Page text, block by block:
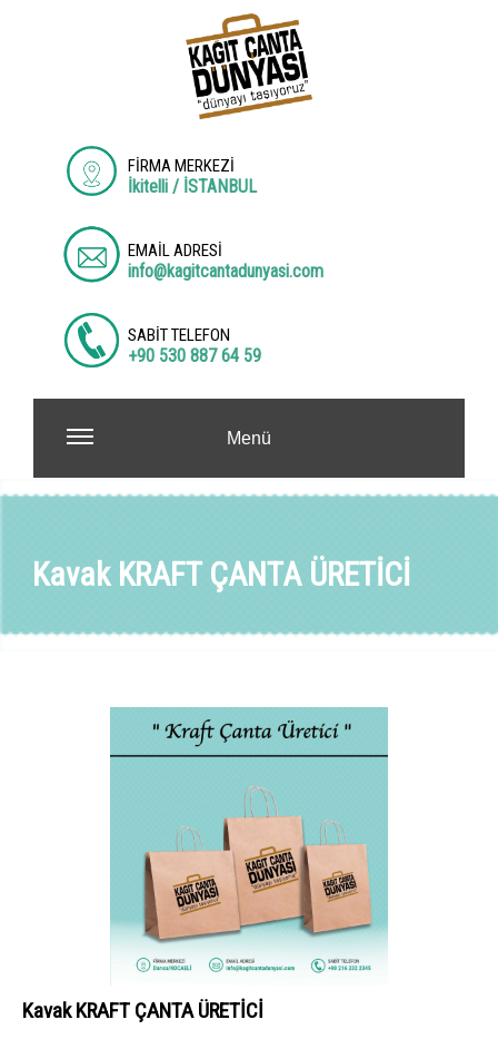
FİRMA MERKEZİ
İkitelli / İSTANBUL
EMAİL ADRESİ
info@kagitcantadunyasi.com
SABİT TELEFON
+90 530 887 64 59
Menü
Kavak KRAFT ÇANTA ÜRETİCİ
Kavak KRAFT ÇANTA ÜRETİCİ